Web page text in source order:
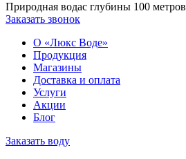
Природная водас глубины 100 метров
Заказать звонок
О «Люкс Воде»
Продукция
Магазины
Доставка и оплата
Услуги
Акции
Блог
Заказать воду